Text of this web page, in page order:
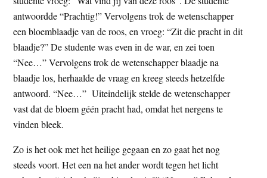
antwoordde “Prachtig!” Vervolgens trok de wetenschapper
een bloemblaadje van de roos, en vroeg: “Zit die pracht in dit
blaadje?” De studente was even in de war, en zei toen
“Nee…” Vervolgens trok de wetenschapper blaadje na
blaadje los, herhaalde de vraag en kreeg steeds hetzelfde
antwoord. “Nee…” Uiteindelijk stelde de wetenschapper
vast dat de bloem géén pracht had, omdat het nergens te
vinden bleek.
Zo is het ook met het heilige gegaan en zo gaat het nog
steeds voort. Het een na het ander wordt tegen het licht